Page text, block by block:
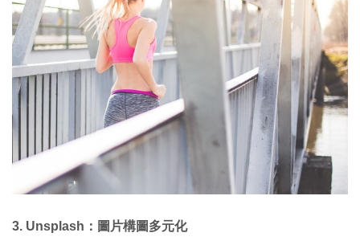
3. Unsplash：圖片構圖多元化